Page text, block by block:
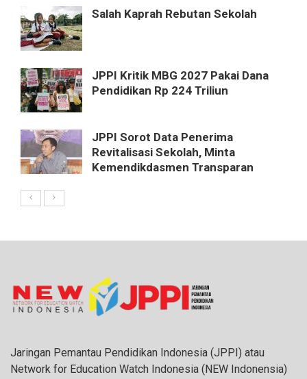
Salah Kaprah Rebutan Sekolah
JPPI Kritik MBG 2027 Pakai Dana
Pendidikan Rp 224 Triliun
JPPI Sorot Data Penerima
Revitalisasi Sekolah, Minta
Kemendikdasmen Transparan
Jaringan Pemantau Pendidikan Indonesia (JPPI) atau
Network for Education Watch Indonesia (NEW Indonensia)